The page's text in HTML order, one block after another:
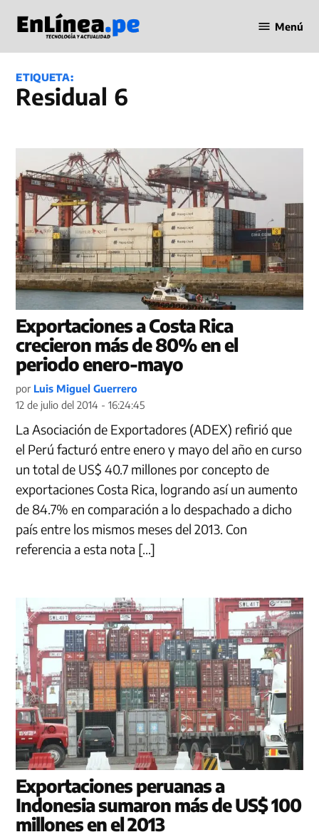
contenido
en Línea
Menú
ETIQUETA:
residual 6
Exportaciones a Costa Rica
crecieron más de 80% en el
periodo enero-mayo
por Luis Miguel Guerrero
12 de julio del 2014 - 16:24:45
La Asociación de Exportadores (ADEX) refirió que
el Perú facturó entre enero y mayo del año en curso
un total de US$ 40.7 millones por concepto de
exportaciones Costa Rica, logrando así un aumento
de 84.7% en comparación a lo despachado a dicho
país entre los mismos meses del 2013. Con
referencia a esta nota […]
Exportaciones peruanas a
Indonesia sumaron más de US$ 100
millones en el 2013